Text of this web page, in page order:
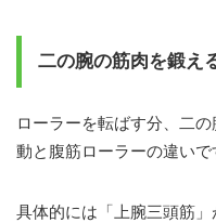
二の腕の筋肉を鍛え
ローラーを転ばす分、二
動と腹筋ローラーの違いで
具体的には「上腕三頭筋